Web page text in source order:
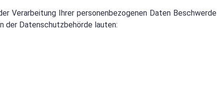
Verarbeitung Ihrer personenbezogenen Daten Beschwerde
der Datenschutzbehörde lauten: